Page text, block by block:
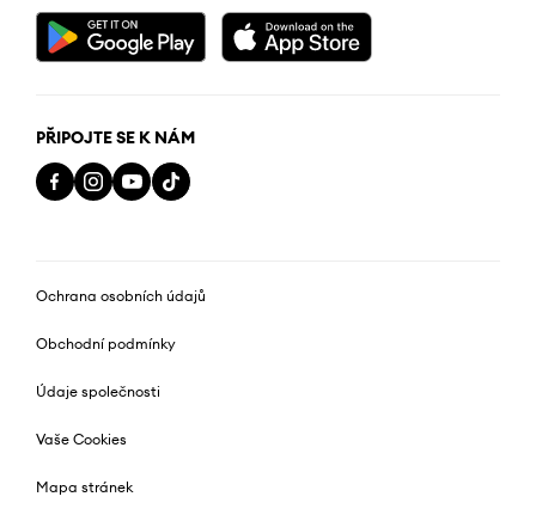
PŘIPOJTE SE K NÁM
Ochrana osobních údajů
Obchodní podmínky
Údaje společnosti
Vaše Cookies
Mapa stránek